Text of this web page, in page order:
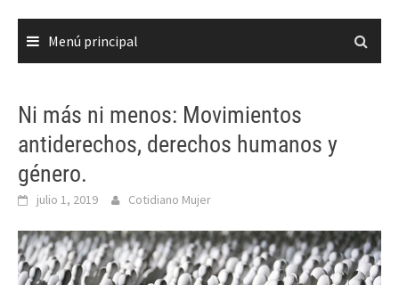
Menú principal
Ni más ni menos: Movimientos
antiderechos, derechos humanos y
género.
julio 1, 2019 Cotidiano Mujer